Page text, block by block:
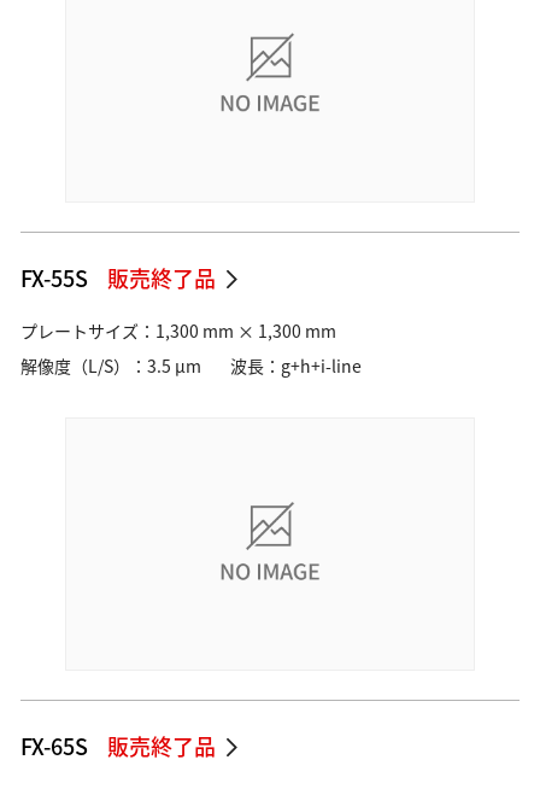
FX-55S 販売終了品
プレートサイズ：1,300 mm × 1,300 mm
解像度（L/S）：3.5 µm
波長：g+h+i-line
FX-65S 販売終了品